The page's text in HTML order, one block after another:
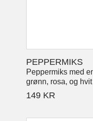
PEPPERMIKS
Peppermiks med
grønn, rosa, og
149 KR